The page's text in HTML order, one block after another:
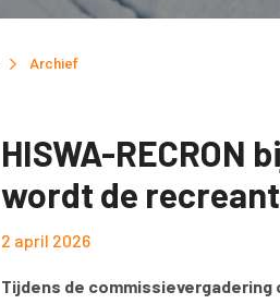
Archief
HISWA-RECRON
wordt de
2 april 2026
Tijdens de commissievergadering